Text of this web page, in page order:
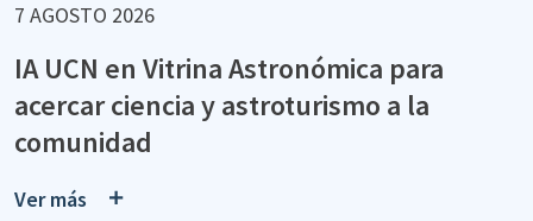
7 AGOSTO 2026
IA UCN en Vitrina Astronómica para
acercar ciencia y astroturismo a la
comunidad
Ver más